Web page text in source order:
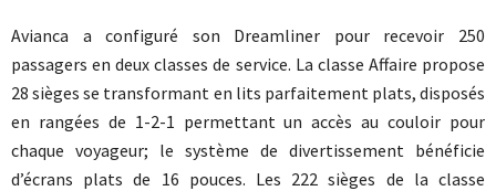
Avianca a configuré son Dreamliner pour recevoir 250
passagers en deux classes de service. La classe Affaire propose
28 sièges se transformant en lits parfaitement plats, disposés
en rangées de 1-2-1 permettant un accès au couloir pour
chaque voyageur; le système de divertissement bénéficie
d’écrans plats de 16 pouces. Les 222 sièges de la classe